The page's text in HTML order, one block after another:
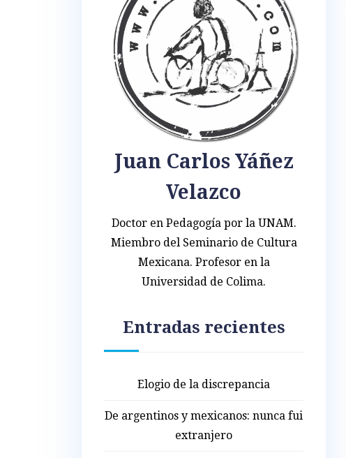
Juan Carlos Yáñez
Velazco
Doctor en Pedagogía por la UNAM.
Miembro del Seminario de Cultura
Mexicana. Profesor en la
Universidad de Colima.
Entradas recientes
Elogio de la discrepancia
De argentinos y mexicanos: nunca fui
extranjero